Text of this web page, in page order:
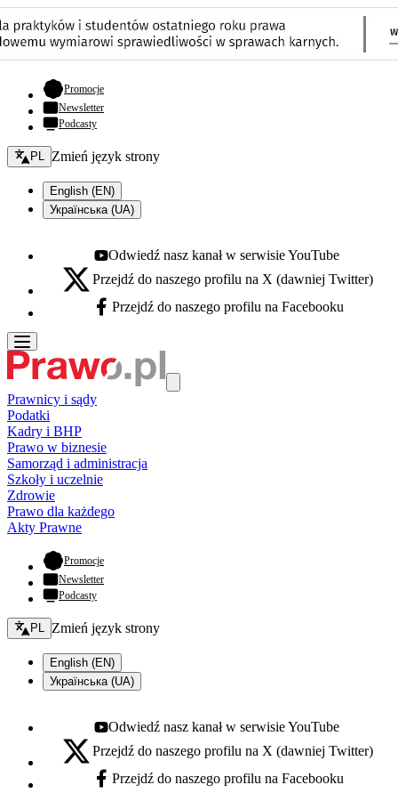
Promocje- otwiera się w nowej karcie
Newsletter
Podcasty
Zmień język - bieżący:
PL Zmień język strony
English (EN)
Українська (UA)
Youtube - otwiera się w nowej karcie
Odwiedź nasz kanał w serwisie YouTube
X - otwiera się w nowej karcie
Przejdź do naszego profilu na X (dawniej Twitter)
Facebook - otwiera się w nowej karcie
Przejdź do naszego profilu na Facebooku
Prawnicy i sądy
Podatki
Kadry i BHP
Prawo w biznesie
Samorząd i administracja
Szkoły i uczelnie
Zdrowie
Prawo dla każdego
Akty Prawne
Promocje- otwiera się w nowej karcie
Newsletter
Podcasty
Zmień język - bieżący:
PL Zmień język strony
English (EN)
Українська (UA)
Youtube - otwiera się w nowej karcie
Odwiedź nasz kanał w serwisie YouTube
X - otwiera się w nowej karcie
Przejdź do naszego profilu na X (dawniej Twitter)
Facebook - otwiera się w nowej karcie
Przejdź do naszego profilu na Facebooku